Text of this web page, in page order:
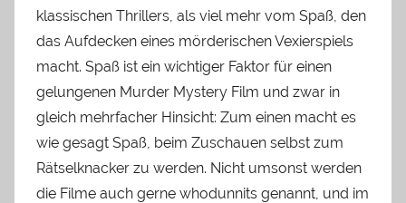
klassischen Thrillers, als viel mehr vom Spaß, den
das Aufdecken eines mörderischen Vexierspiels
macht. Spaß ist ein wichtiger Faktor für einen
gelungenen Murder Mystery Film und zwar in
gleich mehrfacher Hinsicht: Zum einen macht es
wie gesagt Spaß, beim Zuschauen selbst zum
Rätselknacker zu werden. Nicht umsonst werden
die Filme auch gerne whodunnits genannt, und im